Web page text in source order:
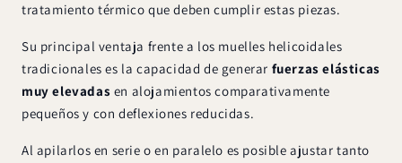
tratamiento térmico que deben cumplir estas piezas.
Su principal ventaja frente a los muelles helicoidales
tradicionales es la capacidad de generar fuerzas elásticas
muy elevadas en alojamientos comparativamente
pequeños y con deflexiones reducidas.
Al apilarlos en serie o en paralelo es posible ajustar tanto